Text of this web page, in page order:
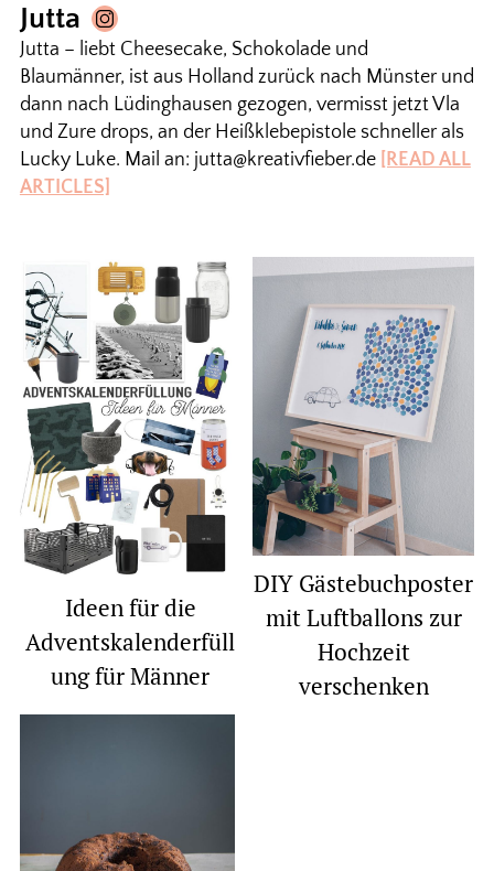
Jutta
Jutta – liebt Cheesecake, Schokolade und
Blaumänner, ist aus Holland zurück nach Münster und
dann nach Lüdinghausen gezogen, vermisst jetzt Vla
und Zure drops, an der Heißklebepistole schneller als
Lucky Luke. Mail an: jutta@kreativfieber.de [READ ALL
ARTICLES]
Ideen für die
Adventskalenderfüll
ung für Männer
DIY Gästebuchposter
mit Luftballons zur
Hochzeit
verschenken